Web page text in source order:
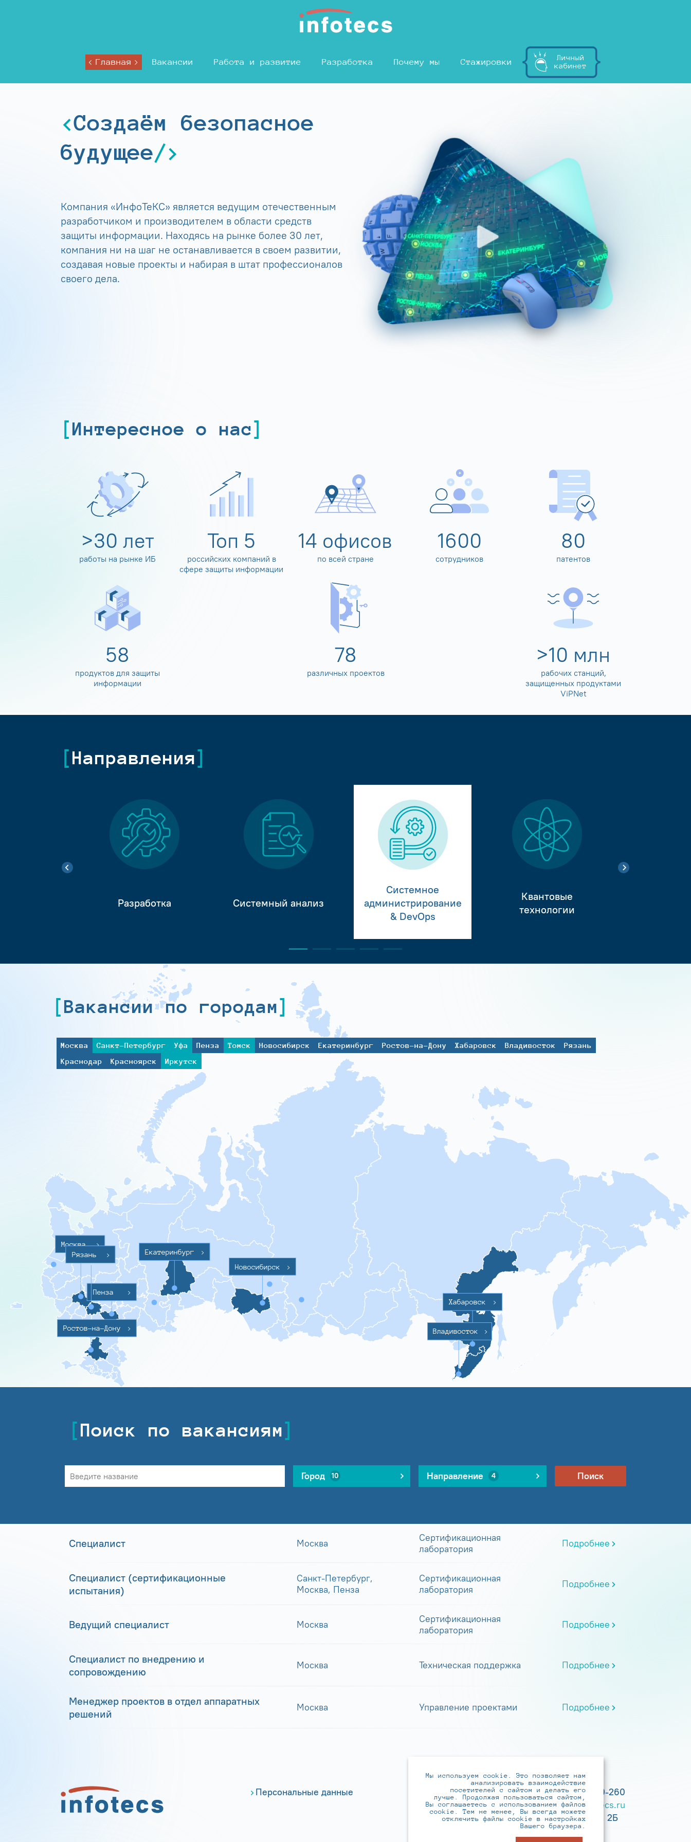
Главная Вакансии Работа и развитие Разработка Почему мы Стажировки
Личный
кабинет
Создаём безопасное
будущее
Компания «ИнфоТеКС» является ведущим отечественным
разработчиком и производителем в области средств
защиты информации. Находясь на рынке более 30 лет,
компания ни на шаг не останавливается в своем развитии,
создавая новые проекты и набирая в штат профессионалов
своего дела.
Интересное о нас
>30 лет
работы на рынке ИБ
Топ 5
российских компаний в
сфере защиты информации
14 офисов
по всей стране
1600
сотрудников
80
патентов
60
продуктов для защиты
информации
80
различных проектов
>10 млн
рабочих станций,
защищенных продуктами
ViPNet
Направления
Разработка Системный анализ
Системное
администрирование
& DevOps
Квантовые
технологии
Вакансии по городам
Москва Санкт-Петербург Уфа Пенза Томск Новосибирск Екатеринбург Ростов-на-Дону Хабаровск Владивосток
Рязань
Краснодар
Красноярск Иркутск
Москва >
Ростов-на-Дону >
Пенза >
Екатеринбург
>
Новосибирск
>
Хабаровск >
Владивосток >
Рязань >
Поиск по вакансиям
Город 10 Направление 4 Поиск
Специалист Москва
Сертификационная
лаборатория
Подробнее
Специалист (сертификационные
испытания)
Санкт-Петербург,
Москва, Пенза
Сертификационная
лаборатория
Подробнее
Ведущий специалист Москва
Сертификационная
лаборатория
Подробнее
Специалист по внедрению и
сопровождению
Москва Техническая поддержка Подробнее
Менеджер проектов в отдел аппаратных
решений
Москва Управление проектами Подробнее
Персональные данные
+7 (495) 737-6192, 8-800-250-0-260
practice@infotecs.ru ,hr@infotecs.ru
127273, г. Москва, Отрадная ул., 2Б
Мы используем cookie. Это позволяет нам
анализировать взаимодействие
посетителей с сайтом и делать его
лучше. Продолжая пользоваться сайтом,
Вы соглашаетесь с использованием файлов
cookie. Тем не менее, Вы всегда можете
отключить файлы cookie в настройках
Вашего браузера.